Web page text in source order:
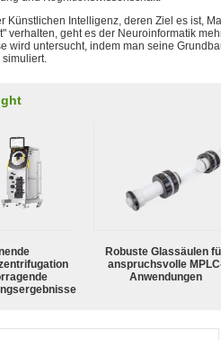
Künstlichen Intelligenz, deren Ziel es ist,
verhalten, geht es der Neuroinformatik
wird untersucht, indem man seine
simuliert.
Robuste Glassäulen
anspruchsvolle
Anwendungen